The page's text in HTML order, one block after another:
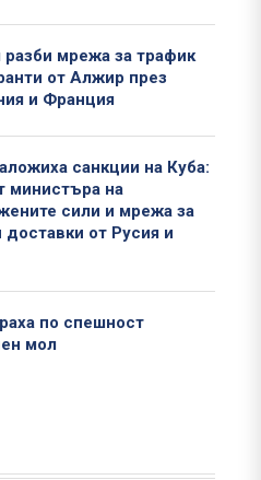
разби мрежа за трафик
от Алжир през
и Франция
санкции на Куба:
министъра на
сили и мрежа за
доставки от Русия и
по спешност
мол